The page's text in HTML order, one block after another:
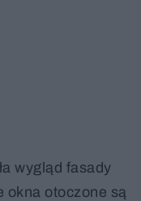
wygląd fasady
okna otoczone są